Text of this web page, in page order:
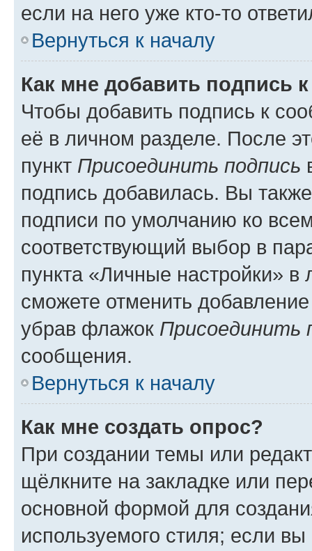
если на него уже кто-то
Вернуться к началу
Как мне добавить подпись
Чтобы добавить подпись к
её в личном разделе. После
пункт Присоединить подпись
подпись добавилась. Вы
подписи по умолчанию ко
соответствующий выбор в
пункта «Личные настройки»
сможете отменить
убрав флажок Присоединить
сообщения.
Вернуться к началу
Как мне создать опрос?
При создании темы или
щёлкните на закладке или
основной формой для
используемого стиля; если